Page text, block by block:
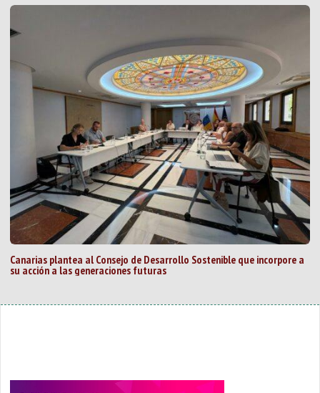
Canarias plantea al Consejo de Desarrollo Sostenible que incorpore a
su acción a las generaciones futuras